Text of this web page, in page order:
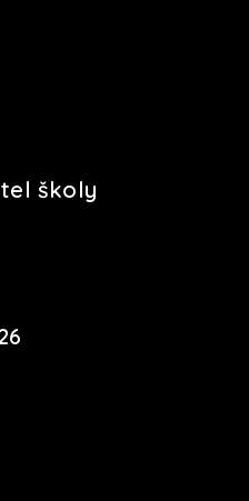
přátel školy